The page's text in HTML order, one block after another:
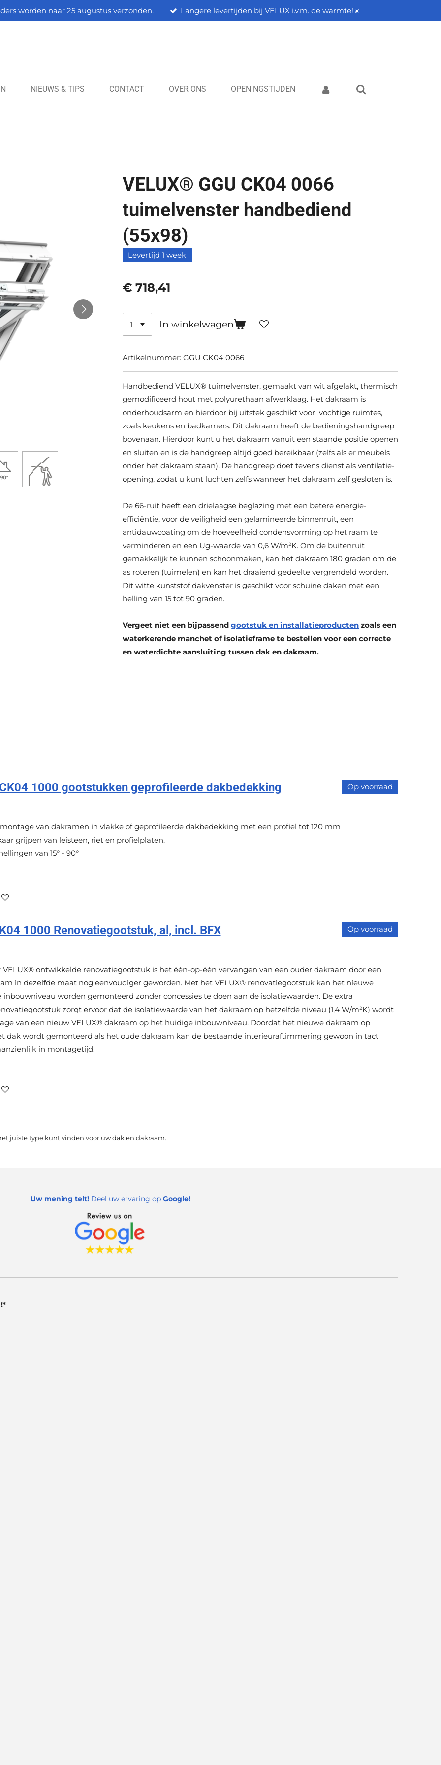
worden naar 25 augustus verzonden. Langere levertijden bij VELUX i.v.m. de warmte!☀️
NIEUWS & TIPS CONTACT OVER ONS OPENINGSTIJDEN
VELUX® GGU CK04 0066
tuimelvenster handbediend
(55x98)
Levertijd 1 week
€ 718,41
In winkelwagen
Artikelnummer: GGU CK04 0066
Handbediend VELUX® tuimelvenster, gemaakt van wit afgelakt, thermisch
gemodificeerd hout met polyurethaan afwerklaag. Het dakraam is
onderhoudsarm en hierdoor bij uitstek geschikt voor vochtige ruimtes,
zoals keukens en badkamers. Dit dakraam heeft de bedieningshandgreep
bovenaan. Hierdoor kunt u het dakraam vanuit een staande positie openen
en sluiten en is de handgreep altijd goed bereikbaar (zelfs als er meubels
onder het dakraam staan). De handgreep doet tevens dienst als ventilatie-
opening, zodat u kunt luchten zelfs wanneer het dakraam zelf gesloten is.
De 66-ruit heeft een drielaagse beglazing met een betere energie-
efficiëntie, voor de veiligheid een gelamineerde binnenruit, een
antidauwcoating om de hoeveelheid condensvorming op het raam te
verminderen en een Ug-waarde van 0,6 W/m²K. Om de buitenruit
gemakkelijk te kunnen schoonmaken, kan het dakraam 180 graden om de
as roteren (tuimelen) en kan het draaiend gedeelte vergrendeld worden.
Dit witte kunststof dakvenster is geschikt voor schuine daken met een
helling van 15 tot 90 graden.
Vergeet niet een bijpassend gootstuk en installatieproducten zoals een
waterkerende manchet of isolatieframe te bestellen voor een correcte
en waterdichte aansluiting tussen dak en dakraam.
Op voorraad
1000 gootstukken geprofileerde dakbedekking
van dakramen in vlakke of geprofileerde dakbedekking met een profiel tot 120 mm
grijpen van leisteen, riet en profielplaten.
van 15° - 90°
Op voorraad
1000 Renovatiegootstuk, al, incl. BFX
VELUX® ontwikkelde renovatiegootstuk is het één-op-één vervangen van een ouder dakraam door een
in dezelfde maat nog eenvoudiger geworden. Met het VELUX® renovatiegootstuk kan het nieuwe
worden gemonteerd zonder concessies te doen aan de isolatiewaarden. De extra
zorgt ervoor dat de isolatiewaarde van het dakraam op hetzelfde niveau (1,4 W/m²K) wordt
van een nieuw VELUX® dakraam op het huidige inbouwniveau. Doordat het nieuwe dakraam op
dak wordt gemonteerd als het oude dakraam kan de bestaande interieuraftimmering gewoon in tact
in montagetijd.
juiste type kunt vinden voor uw dak en dakraam.
Uw mening telt! Deel uw ervaring op Google!